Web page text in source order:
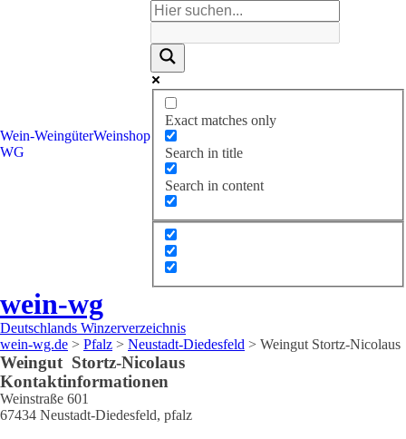
Wein-
WG
WeingüterWeinshop
Exact matches only
Search in title
Search in content
wein-wg
Deutschlands Winzerverzeichnis
wein-wg.de > Pfalz > Neustadt-Diedesfeld > Weingut Stortz-Nicolaus
Weingut Stortz-Nicolaus
Kontaktinformationen
Weinstraße 601
67434 Neustadt-Diedesfeld, pfalz